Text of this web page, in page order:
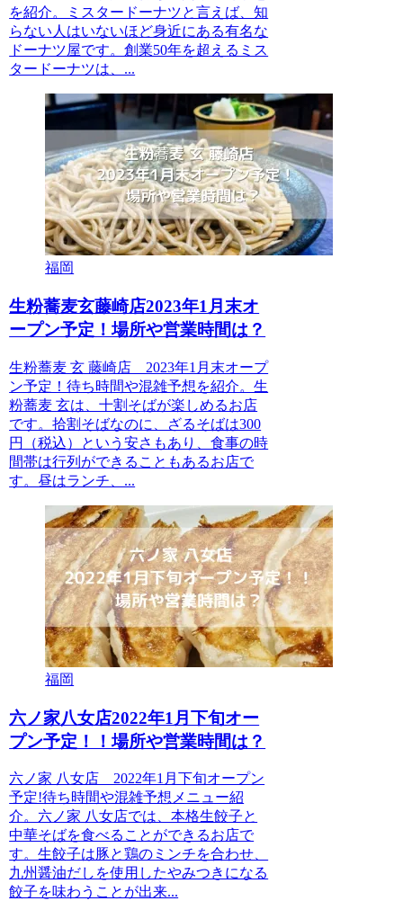
を紹介。ミスタードーナツと言えば、知
らない人はいないほど身近にある有名な
ドーナツ屋です。創業50年を超えるミス
タードーナツは、...
福岡
生粉蕎麦玄藤崎店2023年1月末オ
ープン予定！場所や営業時間は？
生粉蕎麦 玄 藤崎店 2023年1月末オープ
ン予定！待ち時間や混雑予想を紹介。生
粉蕎麦 玄は、十割そばが楽しめるお店
です。拾割そばなのに、ざるそばは300
円（税込）という安さもあり、食事の時
間帯は行列ができることもあるお店で
す。昼はランチ、...
福岡
六ノ家八女店2022年1月下旬オー
プン予定！！場所や営業時間は？
六ノ家 八女店 2022年1月下旬オープン
予定!待ち時間や混雑予想メニュー紹
介。六ノ家 八女店では、本格生餃子と
中華そばを食べることができるお店で
す。生餃子は豚と鶏のミンチを合わせ、
九州醤油だしを使用したやみつきになる
餃子を味わうことが出来...